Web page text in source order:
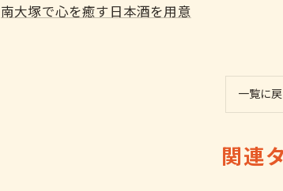
南大塚で心を癒す日本酒を用意
一覧に
関連